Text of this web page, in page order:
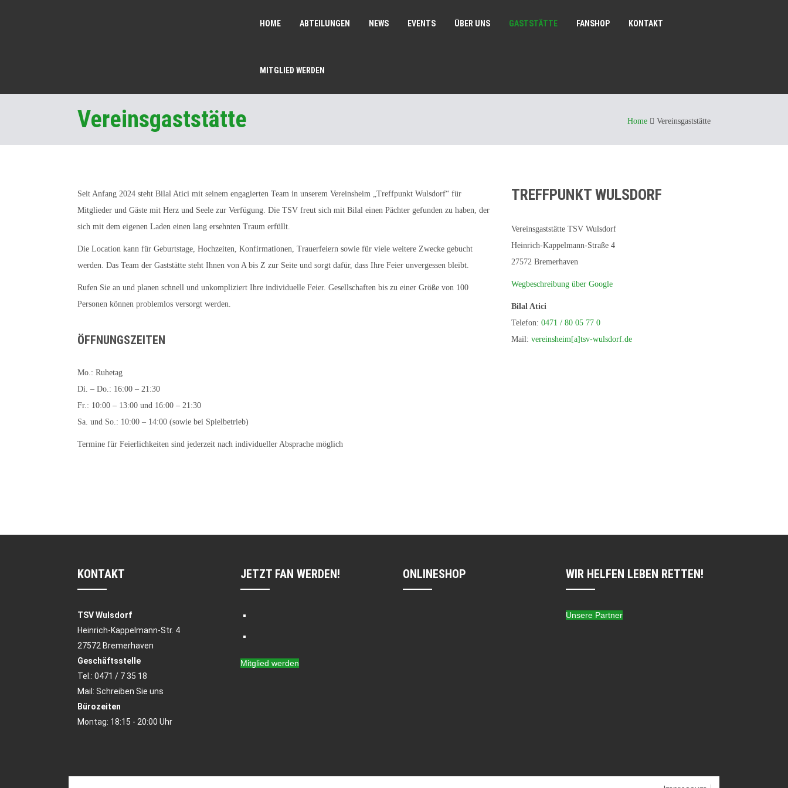
HOME ABTEILUNGEN NEWS EVENTS ÜBER UNS GASTSTÄTTE FANSHOP KONTAKT
MITGLIED WERDEN
Vereinsgaststätte Home Vereinsgaststätte
Seit Anfang 2024 steht Bilal Atici mit seinem engagierten Team in unserem Vereinsheim „Treffpunkt Wulsdorf“ für
Mitglieder und Gäste mit Herz und Seele zur Verfügung. Die TSV freut sich mit Bilal einen Pächter gefunden zu haben, der
sich mit dem eigenen Laden einen lang ersehnten Traum erfüllt.
Die Location kann für Geburtstage, Hochzeiten, Konfirmationen, Trauerfeiern sowie für viele weitere Zwecke gebucht
werden. Das Team der Gaststätte steht Ihnen von A bis Z zur Seite und sorgt dafür, dass Ihre Feier unvergessen bleibt.
Rufen Sie an und planen schnell und unkompliziert Ihre individuelle Feier. Gesellschaften bis zu einer Größe von 100
Personen können problemlos versorgt werden.
ÖFFNUNGSZEITEN
Mo.: Ruhetag
Di. – Do.: 16:00 – 21:30
Fr.: 10:00 – 13:00 und 16:00 – 21:30
Sa. und So.: 10:00 – 14:00 (sowie bei Spielbetrieb)
Termine für Feierlichkeiten sind jederzeit nach individueller Absprache möglich
TREFFPUNKT WULSDORF
Vereinsgaststätte TSV Wulsdorf
Heinrich-Kappelmann-Straße 4
27572 Bremerhaven
Wegbeschreibung über Google
Bilal Atici
Telefon: 0471 / 80 05 77 0
Mail: vereinsheim[a]tsv-wulsdorf.de
KONTAKT
TSV Wulsdorf
Heinrich-Kappelmann-Str. 4
27572 Bremerhaven
Geschäftsstelle
Tel.: 0471 / 7 35 18
Mail: Schreiben Sie uns
Bürozeiten
Montag: 18:15 - 20:00 Uhr
JETZT FAN WERDEN!
Mitglied werden
ONLINESHOP WIR HELFEN LEBEN RETTEN!
Unsere Partner